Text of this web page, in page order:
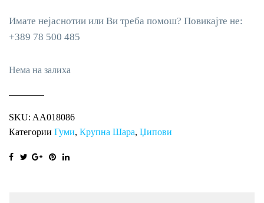
Имате нејаснотии или Ви треба помош? Повикајте не:
+389 78 500 485
Нема на залиха
SKU: AA018086
Категории Гуми, Крупна Шара, Џипови